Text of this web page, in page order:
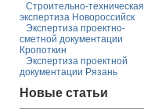
Строительно-техническая
экспертиза Новороссийск
Экспертиза проектно-
сметной документации
Кропоткин
Экспертиза проектной
документации Рязань
Новые статьи